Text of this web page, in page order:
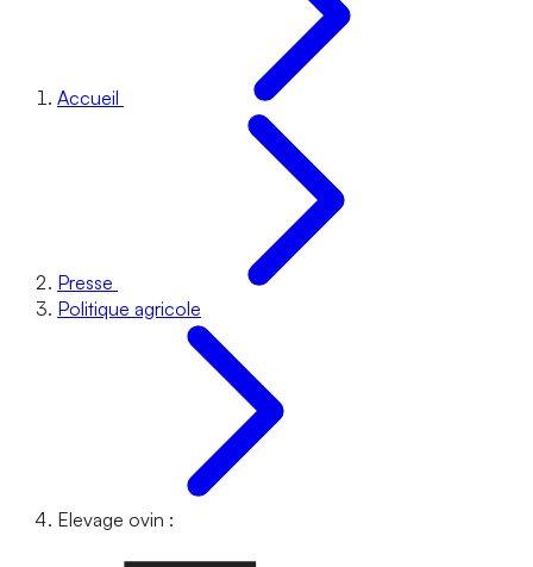
Accueil
Presse
Politique agricole
Elevage ovin :